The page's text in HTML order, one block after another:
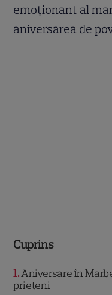
emoționant al
aniversarea de
Cuprins
1 Aniversare în
prieteni